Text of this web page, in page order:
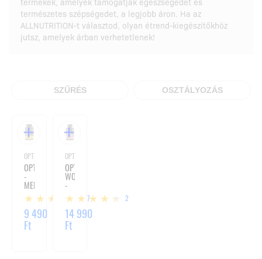
természetes szépségedet, a legjobb áron. Ha az
ALLNUTRITION-t választod, olyan étrend-kiegészítőkhöz
jutsz, amelyek árban verhetetlenek!
SZŰRÉS OSZTÁLYOZÁS
OPTIMUM NUTRITION / EGÉSZSÉG ÉS SZÉPSÉG
OPTI
-
MEN
90
TABLETTA
17
9 490
Ft
OPTIMUM NUTRITION / EGÉSZSÉG ÉS SZÉPSÉG
OPTI-
WOMEN
-
60
KAPSZULA 2
14 990
Ft